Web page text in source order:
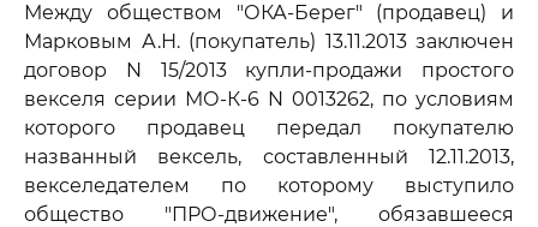
Между обществом "ОКА-Берег" (продавец) и
Марковым А.Н. (покупатель) 13.11.2013 заключен
договор N 15/2013 купли-продажи простого
векселя серии МО-К-6 N 0013262, по условиям
которого продавец передал покупателю
названный вексель, составленный 12.11.2013,
векселедателем по которому выступило
общество "ПРО-движение", обязавшееся